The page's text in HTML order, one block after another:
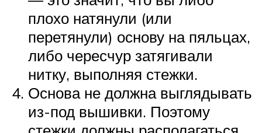
плохо натянули (или
перетянули) основу на пяльцах,
либо чересчур затягивали
нитку, выполняя стежки.
Основа не должна выглядывать
из-под вышивки. Поэтому